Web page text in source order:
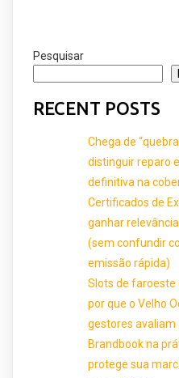
Pesquisar
RECENT POSTS
Chega de
distinguir reparo
definitiva na
Certificados de
ganhar
(sem confundir
emissão rápida)
Slots de faroeste
por que o Velho
gestores avaliam
Brandbook na
protege sua